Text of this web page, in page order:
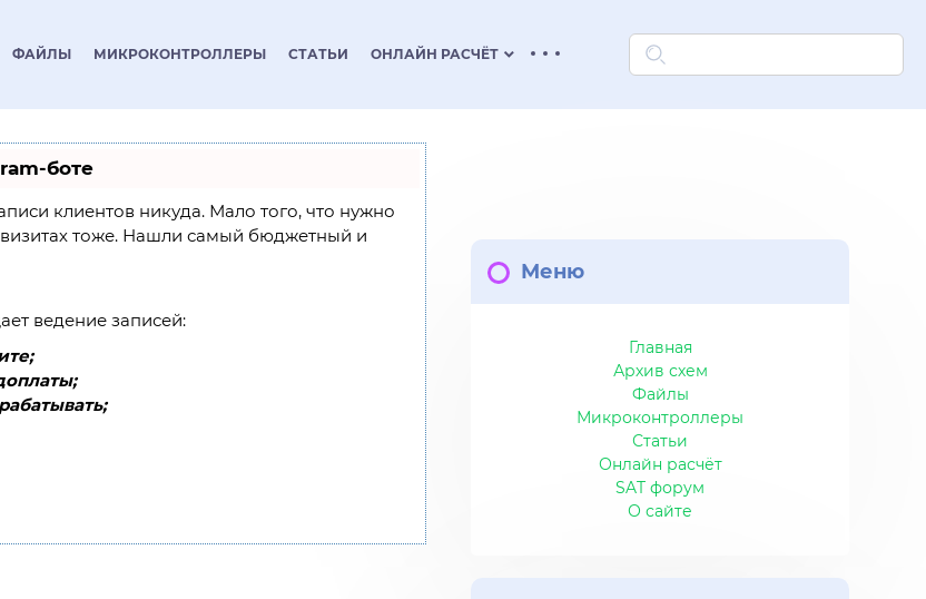
ФАЙЛЫ МИКРОКОНТРОЛЛЕРЫ СТАТЬИ ОНЛАЙН РАСЧЁТ keyboard_arrow_down
боте
клиентов никуда. Мало того, что нужно
тоже. Нашли самый бюджетный и
ведение записей:
Меню
Главная
Архив схем
Файлы
Микроконтроллеры
Статьи
Онлайн расчёт
SAT форум
О сайте